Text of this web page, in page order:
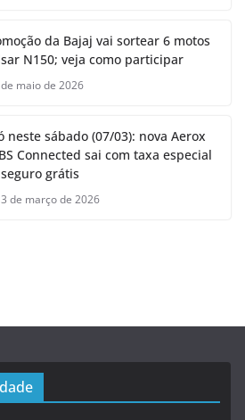
da Bajaj vai sortear 6 motos
N150; veja como participar
maio de 2026
neste sábado (07/03): nova Aerox
Connected sai com taxa especial
grátis
3 de março de 2026